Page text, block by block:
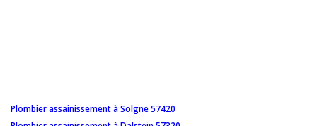
Plombier assainissement à Solgne 57420